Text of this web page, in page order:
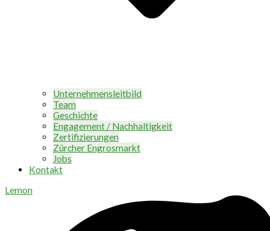
Unternehmensleitbild
Team
Geschichte
Engagement / Nachhaltigkeit
Zertifizierungen
Zürcher Engrosmarkt
Jobs
Kontakt
Lemon